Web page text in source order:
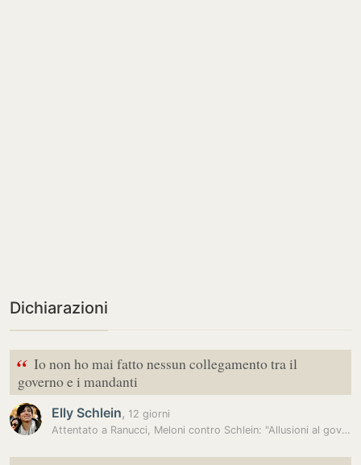
Dichiarazioni
“ Io non ho mai fatto nessun collegamento tra il
governo e i mandanti
Elly Schlein, 12 giorni
Attentato a Ranucci, Meloni contro Schlein: "Allusioni al governo,…